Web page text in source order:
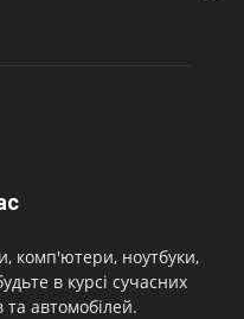
комп'ютери, ноутбуки,
в курсі сучасних
та автомобілей.